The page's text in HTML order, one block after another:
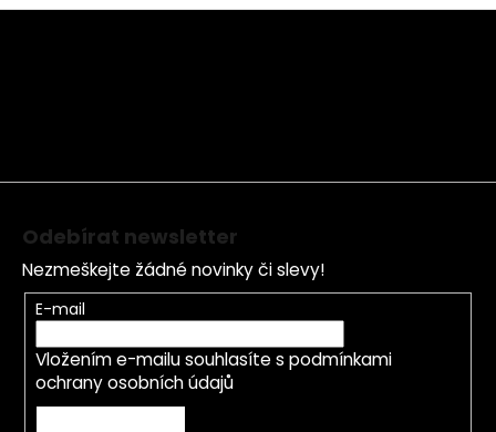
Z
Odebírat newsletter
Nezmeškejte žádné novinky či slevy!
E-mail
Vložením e-mailu souhlasíte s podmínkami
ochrany osobních údajů